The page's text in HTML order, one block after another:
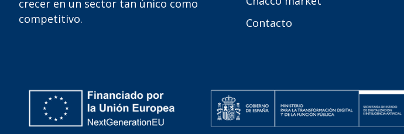
crecer en un sector tan único como
competitivo.
Contacto